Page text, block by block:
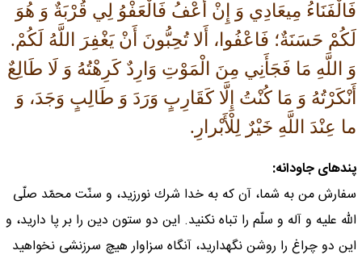
فَالْفَنَاءُ مِيعَادِي وَ إِنْ أَعْفُ فَالْعَفْوُ لِي قُرْبَةٌ وَ هُوَ
لَكُمْ حَسَنَةٌ؛ فَاعْفُوا، أَلا تُحِبُّونَ أَنْ يَغْفِرَ اللَّهُ لَكُمْ.
وَ اللَّهِ مَا فَجَأَنِي مِنَ الْمَوْتِ وَارِدٌ كَرِهْتُهُ وَ لَا طَالِعٌ
أَنْكَرْتُهُ وَ مَا كُنْتُ إِلَّا كَقَارِبٍ وَرَدَ وَ طَالِبٍ وَجَدَ، وَ
ما عِنْدَ اللَّهِ خَيْرٌ لِلْأَبْرارِ.
پندهاى جاودانه:
سفارش من به شما، آن كه به خدا شرك نورزيد، و سنّت محمّد صلّى
اللّه عليه و آله و سلّم را تباه نكنيد. اين دو ستون دين را بر پا داريد، و
اين دو چراغ را روشن نگهداريد، آنگاه سزاوار هيچ سرزنشى نخواهيد